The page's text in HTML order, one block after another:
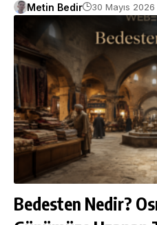
Metin Bedir 30 Mayıs 2026
Bedesten Nedir?